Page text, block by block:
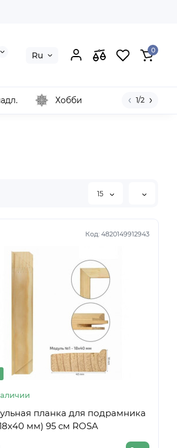
Ru 0
Хобби 1/2
15
Код: 4820149912943
планка для подрамника
мм) 95 см ROSA